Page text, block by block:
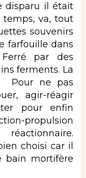
disparu il était
temps, va, tout
souvenirs
farfouille dans
par des
ferments. La
Pour ne pas
agir-réagir
pour enfin
propulsion
choisi car il
bain mortifère